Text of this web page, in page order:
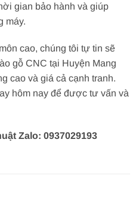
gian bảo hành và giúp
máy.
cao, chúng tôi tự tin sẽ
gỗ CNC tại Huyện Mang
cao và giá cả cạnh tranh.
hôm nay để được tư vấn và
Zalo: 0937029193